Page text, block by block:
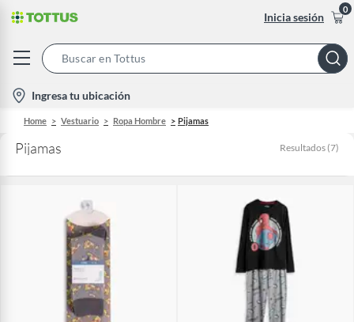
Inicia sesión
0
Bar
location-
icon
Ingresa tu ubicación
Home Vestuario Ropa Hombre Pijamas
Pijamas Resultados (7)